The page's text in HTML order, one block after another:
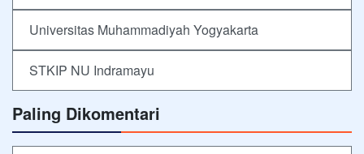
Universitas Muhammadiyah Yogyakarta
STKIP NU Indramayu
Paling Dikomentari